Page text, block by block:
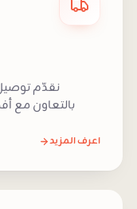
نقدّم
بالتعاون مع
اعرف المزيد